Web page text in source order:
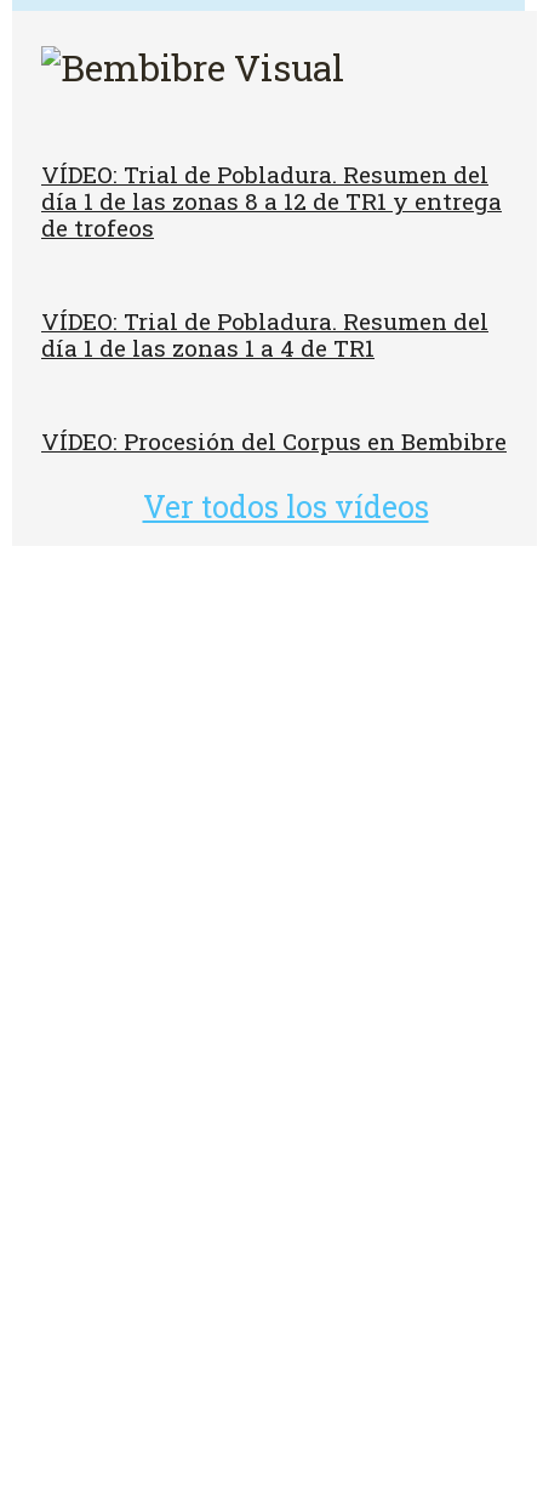
VÍDEO: Trial de Pobladura. Resumen del
día 1 de las zonas 8 a 12 de TR1 y entrega
de trofeos
VÍDEO: Trial de Pobladura. Resumen del
día 1 de las zonas 1 a 4 de TR1
VÍDEO: Procesión del Corpus en Bembibre
Ver todos los vídeos